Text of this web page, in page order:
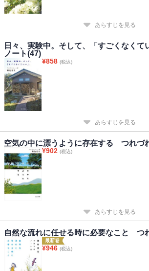
あらすじを見る
日々、実験中。そして、「すごくなく
ノート(47)
¥858 (税込)
あらすじを見る
空気の中に漂うように存在する つれづ
¥902 (税込)
あらすじを見る
自然な流れに任せる時に必要なこと つ
最新巻
¥946 (税込)